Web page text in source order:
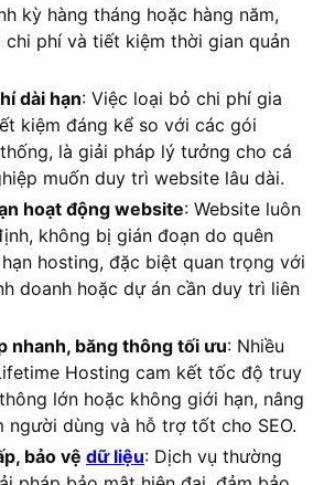
kỳ hàng tháng hoặc hàng năm,
phí và tiết kiệm thời gian quản
dài hạn: Việc loại bỏ chi phí gia
kiệm đáng kể so với các gói
là giải pháp lý tưởng cho cá
muốn duy trì website lâu dài.
hoạt động website: Website luôn
không bị gián đoạn do quên
hosting, đặc biệt quan trọng với
doanh hoặc dự án cần duy trì liên
nhanh, băng thông tối ưu: Nhiều
Hosting cam kết tốc độ truy
lớn hoặc không giới hạn, nâng
người dùng và hỗ trợ tốt cho SEO.
bảo vệ dữ liệu: Dịch vụ thường